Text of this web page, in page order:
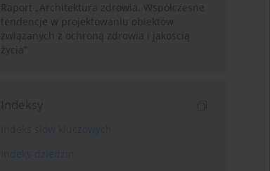
Raport „Architektura zdrowia. Współczesne
tendencje w projektowaniu obiektów
związanych z ochroną zdrowia i jakością
życia”
Indeksy